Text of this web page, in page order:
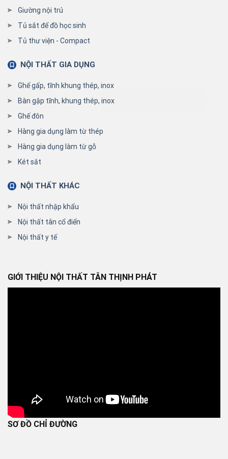
Giường nội trú
Tủ sắt để đồ học sinh
Tủ thư viện - Compact
NỘI THẤT GIA DỤNG
Ghế gấp, tĩnh khung thép, inox
Bàn gập tĩnh, khung thép, inox
Ghế đôn
Hàng gia dụng làm từ thép
Hàng gia dụng làm từ gỗ
Két sắt
NỘI THẤT KHÁC
Nội thất nhập khẩu
Nội thất tân cổ điển
Nội thất y tế
GIỚI THIỆU NỘI THẤT TÂN THỊNH PHÁT
SƠ ĐỒ CHỈ ĐƯỜNG